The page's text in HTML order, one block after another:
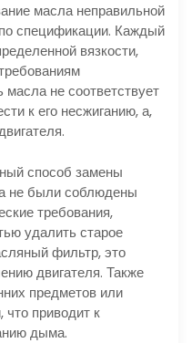
масла неправильной
спецификации. Каждый
вязкости,
масла не соответствует
к его несжиганию, а,
способ замены
не были соблюдены
требования,
удалить старое
фильтр, это
двигателя. Также
предметов или
что приводит к
дыма.